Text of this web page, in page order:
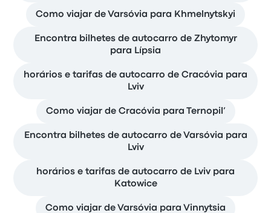
Como viajar de Varsóvia para Khmelnytskyi
Encontra bilhetes de autocarro de Zhytomyr
para Lípsia
horários e tarifas de autocarro de Cracóvia para
Lviv
Como viajar de Cracóvia para Ternopil’
Encontra bilhetes de autocarro de Varsóvia para
Lviv
horários e tarifas de autocarro de Lviv para
Katowice
Como viajar de Varsóvia para Vinnytsia